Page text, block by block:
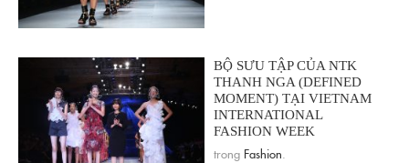
BỘ SƯU TẬP CỦA NTK
THANH NGA (DEFINED
MOMENT) TẠI VIETNAM
INTERNATIONAL
FASHION WEEK
trong Fashion